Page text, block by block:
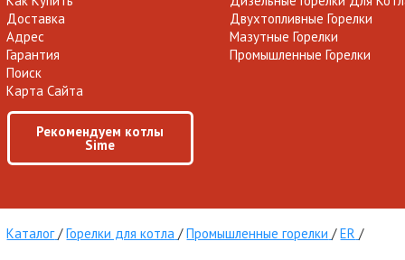
Доставка
Адрес
Гарантия
Поиск
Карта Сайта
Рекомендуем котлы
Sime
Двухтопливные Горелки
Мазутные Горелки
Промышленные Горелки
Каталог /Горелки для котла /Промышленные горелки /ER /